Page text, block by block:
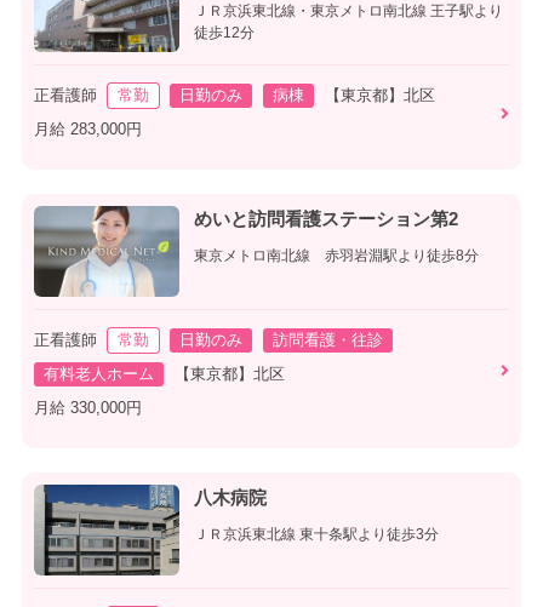
ＪＲ京浜東北線・東京メトロ南北線 王子駅より
徒歩12分
正看護師 常勤 日勤のみ 病棟
【東京都】北区
月給 283,000円
めいと訪問看護ステーション第2
東京メトロ南北線 赤羽岩淵駅より徒歩8分
正看護師 常勤 日勤のみ
訪問看護・往診
有料老人ホーム
【東京都】北区
月給 330,000円
八木病院
ＪＲ京浜東北線 東十条駅より徒歩3分